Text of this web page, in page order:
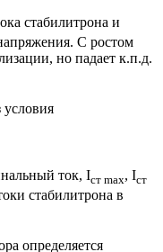
стабилитрона и
С ростом
но падает к.п.д.
условия
ток, Iст max, Iст
стабилитрона в
определяется